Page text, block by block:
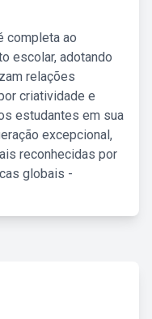
completa ao
escolar, adotando
relações
criatividade e
estudantes em sua
excepcional,
reconhecidas por
globais -